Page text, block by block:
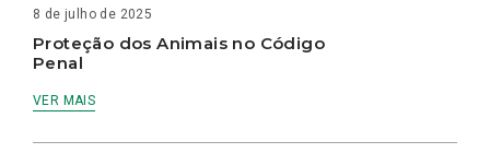
8 de julho de 2025
Proteção dos Animais no Código
Penal
VER MAIS